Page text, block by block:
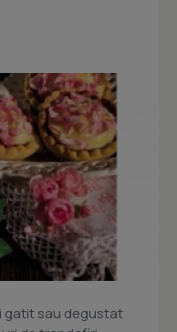
gatit sau degustat